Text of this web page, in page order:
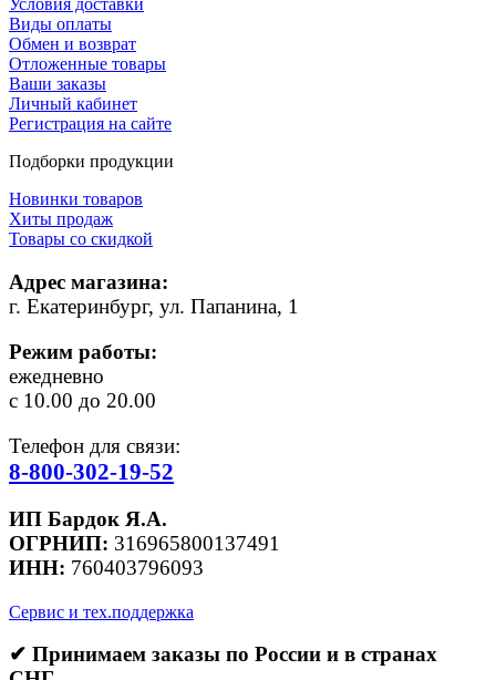
Виды оплаты
Обмен и возврат
Отложенные товары
Ваши заказы
Личный кабинет
Регистрация на сайте
Подборки продукции
Новинки товаров
Хиты продаж
Товары со скидкой
Адрес магазина:
г. Екатеринбург, ул. Папанина, 1
Режим работы:
ежедневно
с 10.00 до 20.00
Телефон для связи:
8-800-302-19-52
ИП Бардок Я.А.
ОГРНИП: 316965800137491
ИНН: 760403796093
Сервис и тех.поддержка
✔ Принимаем заказы по России и в странах